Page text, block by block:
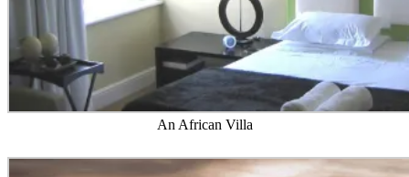
An African Villa